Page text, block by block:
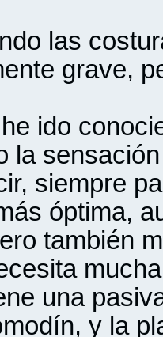
las
grave,
ido
la
siempre
óptima,
también
una
y la